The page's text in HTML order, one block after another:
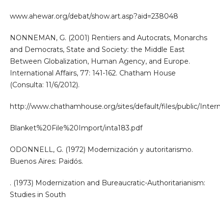
www.ahewar.org/debat/show.art.asp?aid=238048
NONNEMAN, G. (2001) Rentiers and Autocrats, Monarchs
and Democrats, State and Society: the Middle East
Between Globalization, Human Agency, and Europe.
International Affairs, 77: 141-162. Chatham House
(Consulta: 11/6/2012).
http://www.chathamhouse.org/sites/default/files/public/
Blanket%20File%20Import/inta183.pdf
ODONNELL, G. (1972) Modernización y autoritarismo.
Buenos Aires: Paidós.
. (1973) Modernization and Bureaucratic-Authoritarianism:
Studies in South